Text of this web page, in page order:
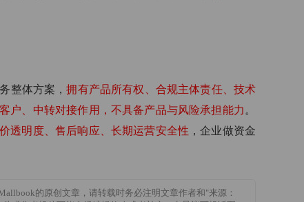
整体方案，拥有产品所有权、合规主体责任、技术
户、中转对接作用，不具备产品与风险承担能力 。
透明度、售后响应、长期运营安全性 ，企业做资金
的原创文章，请转载时务必注明文章作者和"来源：